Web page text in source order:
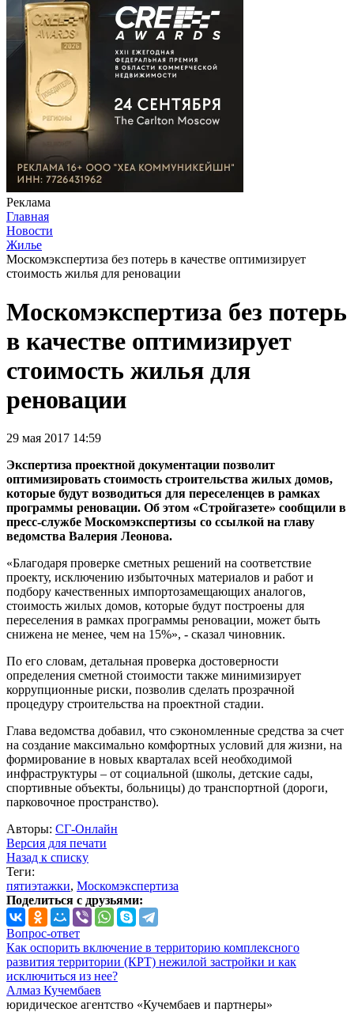
Реклама
Главная
Новости
Жилье
Москомэкспертиза без потерь в качестве оптимизирует
стоимость жилья для реновации
Москомэкспертиза без потерь
в качестве оптимизирует
стоимость жилья для
реновации
29 мая 2017 14:59
Экспертиза проектной документации позволит
оптимизировать стоимость строительства жилых домов,
которые будут возводиться для переселенцев в рамках
программы реновации. Об этом «Стройгазете» сообщили в
пресс-службе Москомэкспертизы со ссылкой на главу
ведомства Валерия Леонова.
«Благодаря проверке сметных решений на соответствие
проекту, исключению избыточных материалов и работ и
подбору качественных импортозамещающих аналогов,
стоимость жилых домов, которые будут построены для
переселения в рамках программы реновации, может быть
снижена не менее, чем на 15%», - сказал чиновник.
По его словам, детальная проверка достоверности
определения сметной стоимости также минимизирует
коррупционные риски, позволив сделать прозрачной
процедуру строительства на проектной стадии.
Глава ведомства добавил, что сэкономленные средства за счет
на создание максимально комфортных условий для жизни, на
формирование в новых кварталах всей необходимой
инфраструктуры – от социальной (школы, детские сады,
спортивные объекты, больницы) до транспортной (дороги,
парковочное пространство).
Авторы: СГ-Онлайн
Версия для печати
Назад к списку
Теги:
пятиэтажки, Москомэкспертиза
Поделиться с друзьями:
Вопрос-ответ
Как оспорить включение в территорию комплексного
развития территории (КРТ) нежилой застройки и как
исключиться из нее?
Алмаз Кучембаев
юридическое агентство «Кучембаев и партнеры»